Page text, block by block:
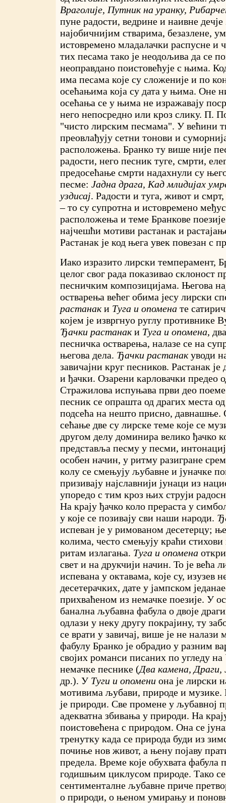
Враголије, Путник на уранку,
пуне радости, ведрине и наивне
најобичнијим стварима, безазлене,
истовремено младалачки распусне и
тих песама тако је неодољива да се
неоправдано поистовећује с њима.
има песама које су сложеније и по
осећањима која су дата у њима. Оне
осећања се у њима не изражавају
него непосредно или кроз слику. П.
"чисто лирским песмама". У већини
преовлађују сетни тонови и
расположења. Бранко ту више није
радости, него песник туге, смрти,
предосећање смрти надахнули су
песме: Јадна драга, Кад млидијах
уздисај. Радости и туга, живот и
– то су супротна и истовремено
расположења и теме Бранкове
најчешћи мотиви растанак и
Растанак је код њега увек повезан с
Иако изразито лирски темперамент,
целог свог рада показивао склоност
песничким композицијама. Његова
остварења већег обима јесу лирски
растанаки Туга и опомена те
којем је извргнуо руглу противнике
Ђачки растанаки Туга и опомена,
песничка остварења, налазе се на
његова дела. Ђачки растанакуводи
завичајни круг песников. Растанак је
и ђачки. Озарени карловачки предео
Стражилова испуњава први део
песник се опрашта од драгих места од
подсећа на нешто присно,
сећање две су лирске теме које се
другом делу доминира велико ђачко
представља песму у песми,
особен начин, у ритму разигране
колу се смењују љубавне и јуначке
призивају најславнији јунаци из
упоредо с тим кроз њих струји
На крају ђачко коло прераста у
у које се позивају сви наши народи.
испеван је у римованом десетерцу;
колима, често смењују краћи стихови
ритам излагања. Туга и опомена
свет и на друкчији начин. То је већа
испевана у октавама, које су, изузев
десетерачких, дате у јампском
прихваћеном из немачке поезије. У
банална љубавна фабула о двоје
одлази у неку другу покрајину, ту
се врати у завичај, више је не
фабулу Бранко је обрадио у разним
својих романси писаних по угледу на
немачке песнике (Два камена, Драги,
др.). У Туги и опомени она је лирски
мотивима љубави, природе и музике.
је природи. Све промене у љубавној
адекватна збивања у природи. На
поистовећена с природом. Она се
тренутку када се природа буди из
почиње нов живот, а њену појаву
предела. Време које обухвата фабула
годишњим циклусом природе. Тако се
сентименталне љубавне приче
о природи, о њеном умирању и